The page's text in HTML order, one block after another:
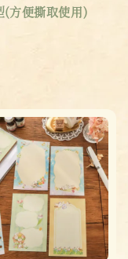
方便撕取使用)